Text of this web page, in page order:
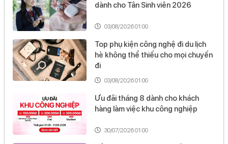
03/08/2026 01:00
dành cho Tân Sinh viên 2026
03/08/2026 01:00
Top phụ kiện công nghệ đi du lịch
hè không thể thiếu cho mọi chuyến
đi
30/07/2026 01:00
Ưu đãi tháng 8 dành cho khách
hàng làm việc khu công nghiệp